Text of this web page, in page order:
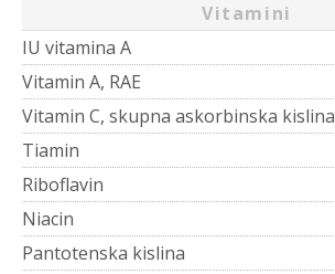
Vitamini
IU vitamina A
Vitamin A, RAE
Vitamin C, skupna askorbinska kislina
Tiamin
Riboflavin
Niacin
Pantotenska kislina